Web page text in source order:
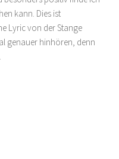
kann. Dies ist
Lyric von der Stange
genauer hinhören, denn